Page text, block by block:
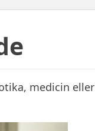
medicin eller